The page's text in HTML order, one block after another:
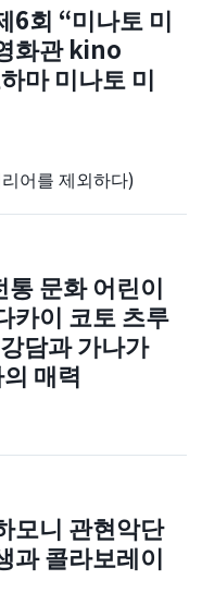
6회 “미나토 미
화관 kino
마 미나토 미
어를 제외하다)
통 문화 어린이
카이 코토 츠루
담과 가나가
매력
모니 관현악단
과 콜라보레이